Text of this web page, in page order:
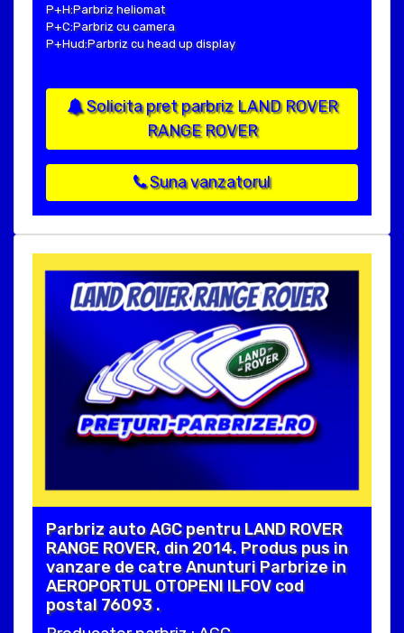
P+H:Parbriz heliomat
P+C:Parbriz cu camera
P+Hud:Parbriz cu head up display
Solicita pret parbriz LAND ROVER
RANGE ROVER
Suna vanzatorul
Parbriz auto AGC pentru LAND ROVER
RANGE ROVER, din 2014. Produs pus in
vanzare de catre Anunturi Parbrize in
AEROPORTUL OTOPENI ILFOV cod
postal 76093 .